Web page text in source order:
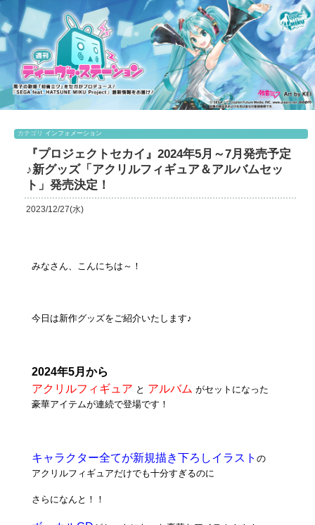
カテゴリ インフォメーション
『プロジェクトセカイ』2024年5月～7月発売予定
♪新グッズ「アクリルフィギュア＆アルバムセッ
ト」発売決定！
2023/12/27(水)
みなさん、こんにちは～！
今日は新作グッズをご紹介いたします♪
2024年5月から
アクリルフィギュア と アルバム がセットになった
豪華アイテムが連続で登場です！
キャラクター全てが新規描き下ろしイラスト の
アクリルフィギュアだけでも十分すぎるのに
さらになんと！！